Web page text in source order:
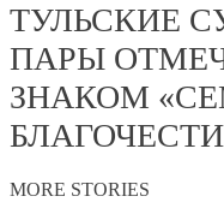
ТУЛЬСКИЕ
ПАРЫ
ЗНАКОМ
MORE STORIES